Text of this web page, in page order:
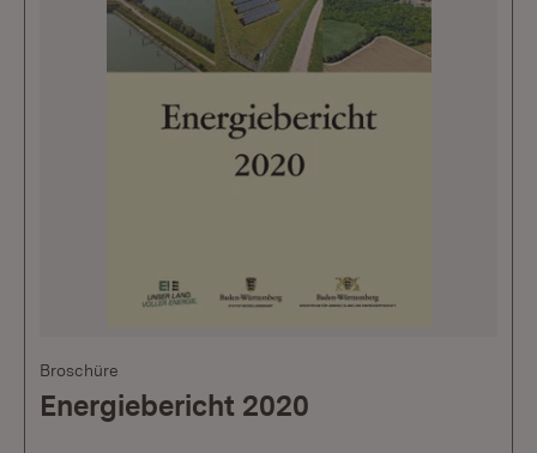
Broschüre
Energiebericht 2020